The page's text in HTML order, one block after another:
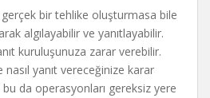
gerçek bir tehlike oluşturmasa bile
algılayabilir ve yanıtlayabilir.
kuruluşunuza zarar verebilir.
yanıt vereceğinize karar
da operasyonları gereksiz yere